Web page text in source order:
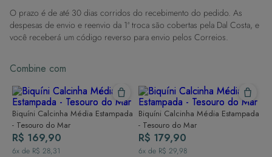
Dicas de Lavagem:
Lave rapidamente: Assim que possível, lave separado de outras peças.
À mão e com cuidado: Use água fria e sabão neutro, evitando máquina
Secagem ideal: Não deixe de molho nem guarde úmido. Seque à
Para cores vibrantes: Lave as peças antes do primeiro uso e siga as
dicas acima para manter as cores radiantes.
O prazo é de até 30 dias corridos do recebimento do pedido. As
despesas de envio e reenvio da 1ª troca são cobertas pela Dal Costa, e
você receberá um código reverso para envio pelos Correios.
Combine com
Biquíni Calcinha Média Estampada
- Tesouro do Mar
R$ 169,90
6x de R$ 28,31
Biquíni Calcinha Média Estampada
- Tesouro do Mar
R$ 179,90
6x de R$ 29,98